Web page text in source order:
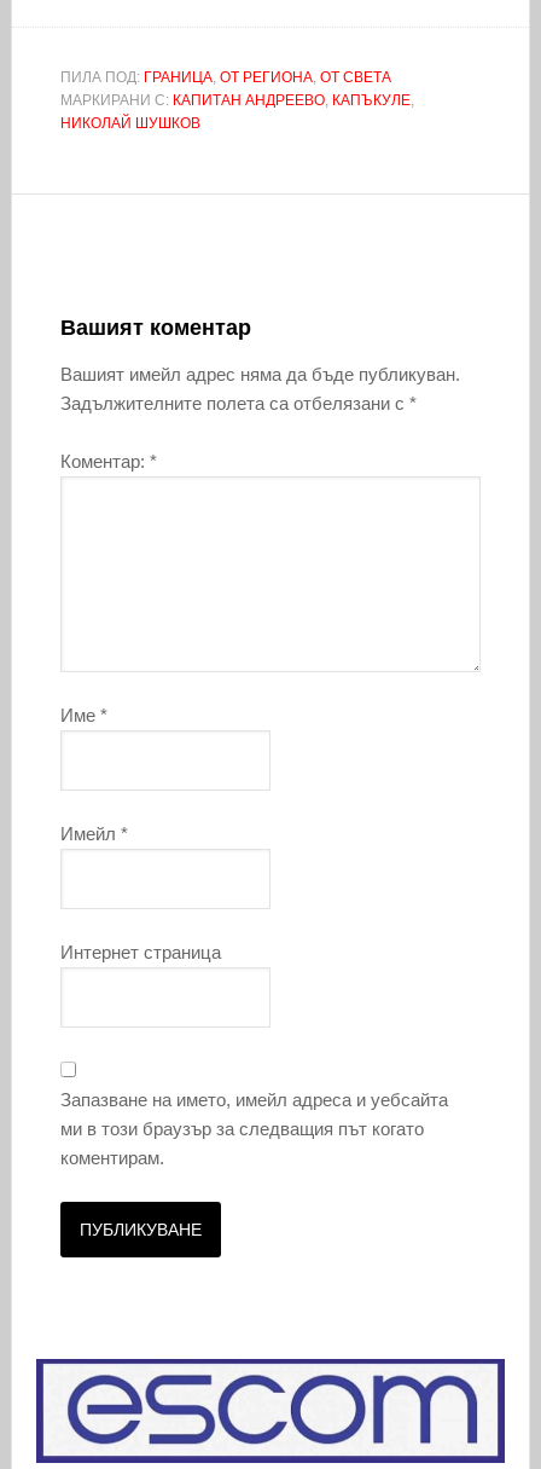
ПИЛА ПОД: ГРАНИЦА, ОТ РЕГИОНА, ОТ СВЕТА
МАРКИРАНИ С: КАПИТАН АНДРЕЕВО, КАПЪКУЛЕ,
НИКОЛАЙ ШУШКОВ
Вашият коментар
Вашият имейл адрес няма да бъде публикуван.
Задължителните полета са отбелязани с *
Коментар: *
Име *
Имейл *
Интернет страница
Запазване на името, имейл адреса и уебсайта
ми в този браузър за следващия път когато
коментирам.